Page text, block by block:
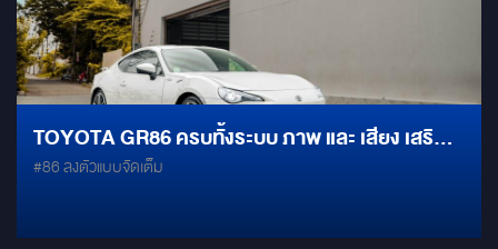
TOYOTA GR86 ครบทั้งระบบ ภาพ และ เสียง เสริม
ด้วยแดมป์ทั่วทั้งคัน
#86 ลงตัวแบบจัดเต็ม